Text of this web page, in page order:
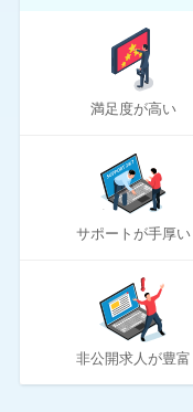
リアルミーキャリア
リクナビNEXT
リクルートエージ
リクルートダイレ
ロバート・ウォル
ワークポート
女性しごと応援テ
社内SE転職ナビ
満足度が高い
サポートが手厚い
非公開求人が豊富